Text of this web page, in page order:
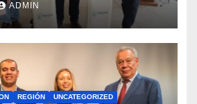
ADMIN
REGIÓN UNCATEGORIZED